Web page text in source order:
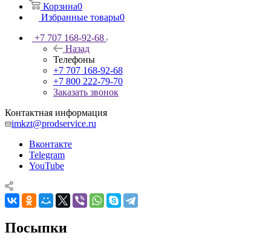
Корзина0
Избранные товары0
+7 707 168-92-68
Назад
Телефоны
+7 707 168-92-68
+7 800 222-79-70
Заказать звонок
Контактная информация
imkzt@prodservice.ru
Вконтакте
Telegram
YouTube
Посыпки